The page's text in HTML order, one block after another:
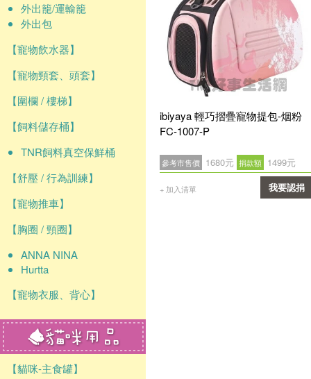
外出籠/運輸籠
外出包
【寵物飲水器】
【寵物頸套、頭套】
【圍欄 / 樓梯】
【飼料儲存桶】
TNR飼料真空保鮮桶
【舒壓 / 行為訓練】
【寵物推車】
【胸圈 / 頸圈】
ANNA NINA
Hurtta
【寵物衣服、背心】
【貓咪-主食罐】
ibiyaya 輕巧摺疊寵物提包-烟粉
FC-1007-P
參考市售價 1680元 捐款額 1499元
+ 加入清單 我要認捐